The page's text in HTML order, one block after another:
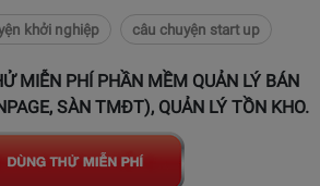
khởi nghiệp câu chuyện start up
MIỄN PHÍ PHẦN MỀM QUẢN LÝ BÁN
SÀN TMĐT), QUẢN LÝ TỒN KHO.